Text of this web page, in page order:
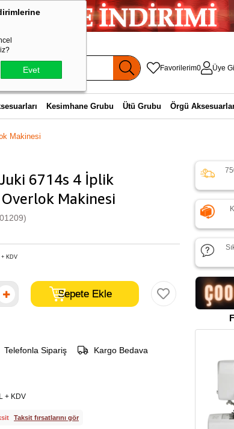
Evet Favorilerim0 Üye
Kesimhane Grubu Ütü Grubu Örgü
Makinesi
6714s 4 İplik
Overlok Makinesi
KDV
Telefonla Sipariş Kargo Bedava
+ KDV
Taksit fırsatlarını gör